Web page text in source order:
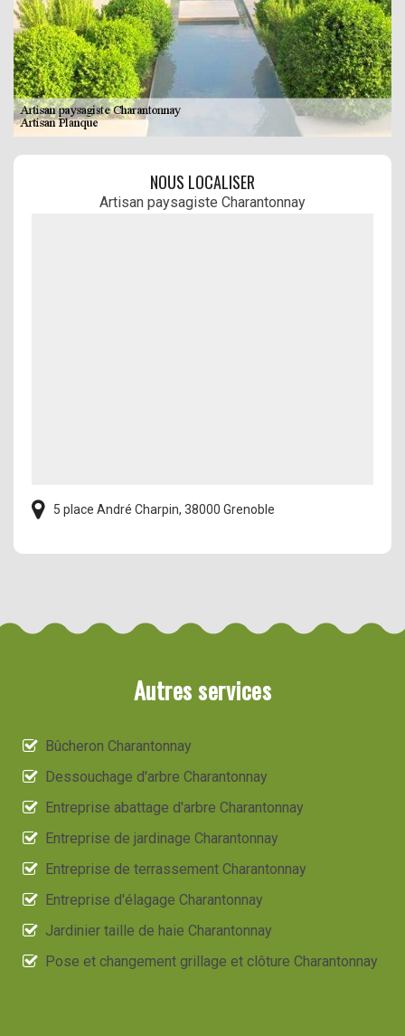
NOUS LOCALISER
Artisan paysagiste Charantonnay
5 place André Charpin, 38000 Grenoble
Autres services
Bûcheron Charantonnay
Dessouchage d'arbre Charantonnay
Entreprise abattage d'arbre Charantonnay
Entreprise de jardinage Charantonnay
Entreprise de terrassement Charantonnay
Entreprise d'élagage Charantonnay
Jardinier taille de haie Charantonnay
Pose et changement grillage et clôture Charantonnay